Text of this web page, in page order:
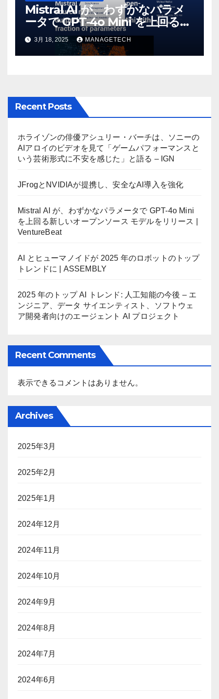
Mistral AI が、わずかなパラメ
ータで GPT-4o Mini を上回る新
しいオープンソース モデルをリ
リース | VentureBeat
3月 18, 2025 MANAGETECH
Recent Posts
ホライゾンの俳優アシュリー・バーチは、ソニーの
AIアロイのビデオを見て「ゲームパフォーマンスと
いう芸術形式に不安を感じた」と語る – IGN
JFrogとNVIDIAが提携し、安全なAI導入を強化
Mistral AI が、わずかなパラメータで GPT-4o Mini
を上回る新しいオープンソース モデルをリリース |
VentureBeat
AI とヒューマノイドが 2025 年のロボットのトップ
トレンドに | ASSEMBLY
2025 年のトップ AI トレンド: 人工知能の今後 – エ
ンジニア、データ サイエンティスト、ソフトウェ
ア開発者向けのエージェント AI プロジェクト
Recent Comments
表示できるコメントはありません。
Archives
2025年3月
2025年2月
2025年1月
2024年12月
2024年11月
2024年10月
2024年9月
2024年8月
2024年7月
2024年6月